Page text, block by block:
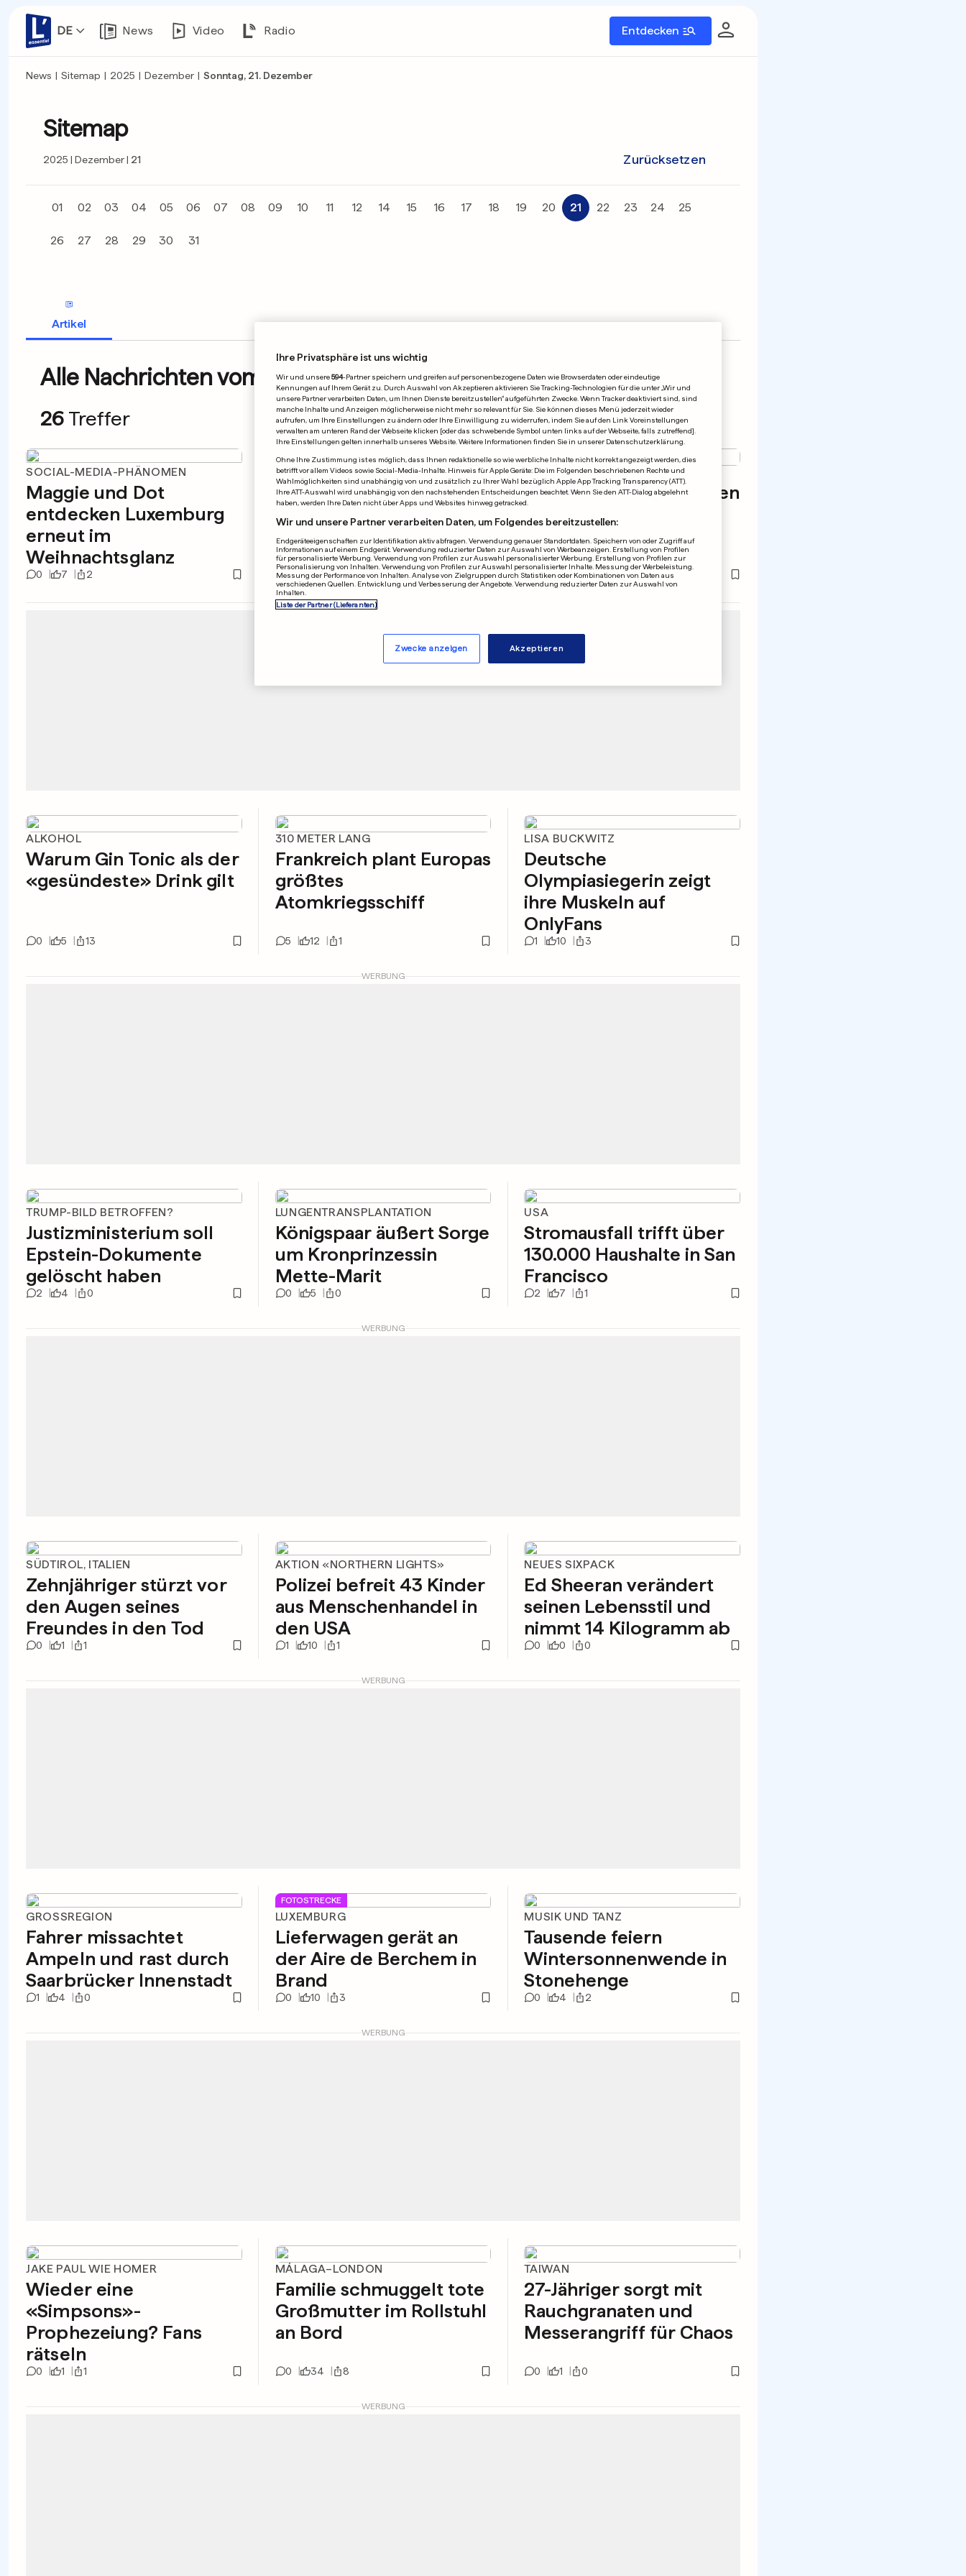
DE News Video Radio Entdecken
News | Sitemap | 2025 | Dezember | Sonntag, 21. Dezember
Sitemap
2025 Dezember 21 Zurücksetzen
01 02 03 04 05 06 07 08 09 10 11 12 14 15 16 17 18 19 20 21 22 23 24 25
26 27 28 29 30 31
Artikel
Alle Nachrichten vom 21.12.2025
26 Treffer
SOCIAL-MEDIA-PHÄNOMEN
Maggie und Dot
entdecken Luxemburg
erneut im
Weihnachtsglanz
0 7 2
LONDON
Andrew wurde am
«besten Tag seines
Lebens» vor
Supermarkt getötet
3 20 0
TURNING POINT USA
US-Konservative streiten
über die Zukunft nach
Trump
2 6 0
WERBUNG
ALKOHOL
Warum Gin Tonic als der
«gesündeste» Drink gilt
0 5 13
310 METER LANG
Frankreich plant Europas
größtes
Atomkriegsschiff
5 12 1
LISA BUCKWITZ
Deutsche
Olympiasiegerin zeigt
ihre Muskeln auf
OnlyFans
1 10 3
WERBUNG
TRUMP-BILD BETROFFEN?
Justizministerium soll
Epstein-Dokumente
gelöscht haben
2 4 0
LUNGENTRANSPLANTATION
Königspaar äußert Sorge
um Kronprinzessin
Mette-Marit
0 5 0
USA
Stromausfall trifft über
130.000 Haushalte in San
Francisco
2 7 1
WERBUNG
SÜDTIROL, ITALIEN
Zehnjähriger stürzt vor
den Augen seines
Freundes in den Tod
0 1 1
AKTION «NORTHERN LIGHTS»
Polizei befreit 43 Kinder
aus Menschenhandel in
den USA
1 10 1
NEUES SIXPACK
Ed Sheeran verändert
seinen Lebensstil und
nimmt 14 Kilogramm ab
0 0 0
WERBUNG
GROSSREGION
Fahrer missachtet
Ampeln und rast durch
Saarbrücker Innenstadt
1 4 0
FOTOSTRECKE
LUXEMBURG
Lieferwagen gerät an
der Aire de Berchem in
Brand
0 10 3
MUSIK UND TANZ
Tausende feiern
Wintersonnenwende in
Stonehenge
0 4 2
WERBUNG
JAKE PAUL WIE HOMER
Wieder eine
«Simpsons»-
Prophezeiung? Fans
rätseln
0 1 1
MÁLAGA–LONDON
Familie schmuggelt tote
Großmutter im Rollstuhl
an Bord
0 34 8
TAIWAN
27-Jähriger sorgt mit
Rauchgranaten und
Messerangriff für Chaos
0 1 0
WERBUNG
Ihre Privatsphäre ist uns wichtig
Wir und unsere594-Partner speichern und greifen auf personenbezogene Daten wie Browserdaten oder eindeutige
Kennungen auf Ihrem Gerät zu. Durch Auswahl von Akzeptieren aktivieren Sie Tracking-Technologien für die unter „Wir und
unsere Partner verarbeiten Daten, um Ihnen Dienste bereitzustellen“ aufgeführten Zwecke. Wenn Tracker deaktiviert sind, sind
manche Inhalte und Anzeigen möglicherweise nicht mehr so relevant für Sie. Sie können dieses Menü jederzeit wieder
aufrufen, um Ihre Einstellungen zu ändern oder Ihre Einwilligung zu widerrufen, indem Sie auf den Link Voreinstellungen
verwalten am unteren Rand der Webseite klicken [oder das schwebende Symbol unten links auf der Webseite, falls zutreffend].
Ihre Einstellungen gelten innerhalb unseres Website. Weitere Informationen finden Sie in unserer Datenschutzerklärung.
Ohne Ihre Zustimmung ist es möglich, dass Ihnen redaktionelle so wie werbliche Inhalte nicht korrekt angezeigt werden, dies
betrifft vor allem Videos sowie Social-Media-Inhalte. Hinweis für Apple Geräte: Die im Folgenden beschriebenen Rechte und
Wahlmöglichkeiten sind unabhängig von und zusätzlich zu Ihrer Wahl bezüglich Apple App Tracking Transparency (ATT).
Ihre ATT-Auswahl wird unabhängig von den nachstehenden Entscheidungen beachtet. Wenn Sie den ATT-Dialog abgelehnt
haben, werden Ihre Daten nicht über Apps und Websites hinweg getracked.
Wir und unsere Partner verarbeiten Daten, um Folgendes bereitzustellen:
Endgeräteeigenschaften zur Identifikation aktiv abfragen. Verwendung genauer Standortdaten. Speichern von oder Zugriff auf
Informationen auf einem Endgerät. Verwendung reduzierter Daten zur Auswahl von Werbeanzeigen. Erstellung von Profilen
für personalisierte Werbung. Verwendung von Profilen zur Auswahl personalisierter Werbung. Erstellung von Profilen zur
Personalisierung von Inhalten. Verwendung von Profilen zur Auswahl personalisierter Inhalte. Messung der Werbeleistung.
Messung der Performance von Inhalten. Analyse von Zielgruppen durch Statistiken oder Kombinationen von Daten aus
verschiedenen Quellen. Entwicklung und Verbesserung der Angebote. Verwendung reduzierter Daten zur Auswahl von
Inhalten.
Liste der Partner (Lieferanten)
Zwecke anzeigen Akzeptieren